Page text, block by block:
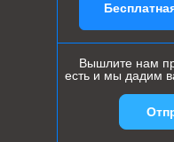
Вышлите нам
есть и мы дадим